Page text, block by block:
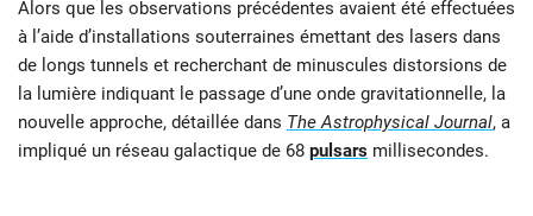
Alors que les observations précédentes avaient été effectuées
à l’aide d’installations souterraines émettant des lasers dans
de longs tunnels et recherchant de minuscules distorsions de
la lumière indiquant le passage d’une onde gravitationnelle, la
nouvelle approche, détaillée dans The Astrophysical Journal, a
impliqué un réseau galactique de 68 pulsars millisecondes.